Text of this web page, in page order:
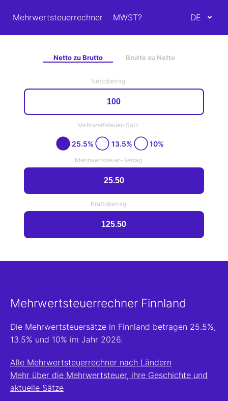
Mehrwertsteuerrechner MWST?
Mehrwertsteuerrechner Finnland
Die Mehrwertsteuersätze in Finnland betragen 25.5%,
13.5% und 10% im Jahr 2026.
Alle Mehrwertsteuerrechner nach Ländern
Mehr über die Mehrwertsteuer, ihre Geschichte und
aktuelle Sätze
Netto zu Brutto Brutto zu Netto
Nettobetrag
Mehrwertsteuer-Satz
25.5% 13.5% 10%
Mehrwertsteuer-Betrag
Bruttobetrag
DE